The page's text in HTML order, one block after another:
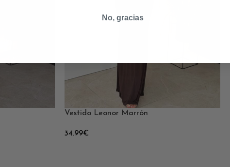
Vestido Leonor Marrón
34.99€
No, gracias